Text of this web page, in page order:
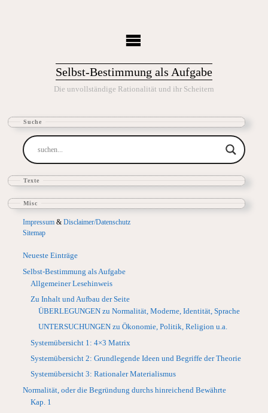
Selbst-Bestimmung als Aufgabe
Die unvollständige Rationalität und ihr Scheitern
Suche
Texte
Misc
Impressum &Disclaimer/Datenschutz
Sitemap
Neueste Einträge
Selbst-Bestimmung als Aufgabe
Allgemeiner Lesehinweis
Zu Inhalt und Aufbau der Seite
ÜBERLEGUNGEN zu Normalität, Moderne, Identität, Sprache
UNTERSUCHUNGEN zu Ökonomie, Politik, Religion u.a.
Systemübersicht 1: 4×3 Matrix
Systemübersicht 2: Grundlegende Ideen und Begriffe der Theorie
Systemübersicht 3: Rationaler Materialismus
Normalität, oder die Begründung durchs hinreichend Bewährte
Kap. 1